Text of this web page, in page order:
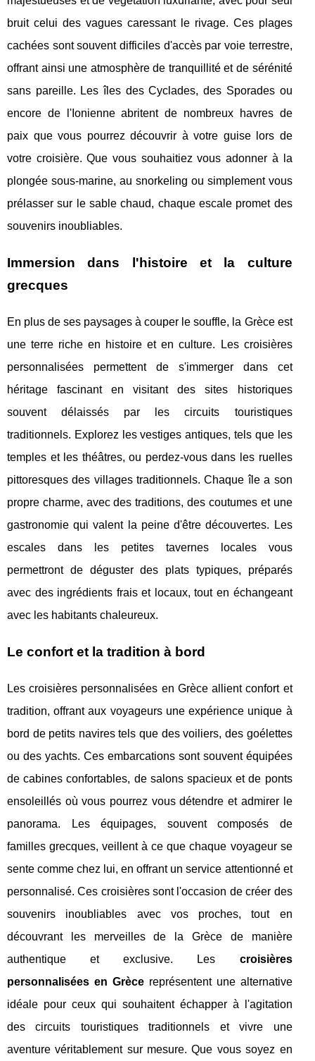
bruit celui des vagues caressant le rivage. Ces plages
cachées sont souvent difficiles d'accès par voie terrestre,
offrant ainsi une atmosphère de tranquillité et de sérénité
sans pareille. Les îles des Cyclades, des Sporades ou
encore de l'Ionienne abritent de nombreux havres de
paix que vous pourrez découvrir à votre guise lors de
votre croisière. Que vous souhaitiez vous adonner à la
plongée sous-marine, au snorkeling ou simplement vous
prélasser sur le sable chaud, chaque escale promet des
souvenirs inoubliables.
Immersion dans l'histoire et la culture
grecques
En plus de ses paysages à couper le souffle, la Grèce est
une terre riche en histoire et en culture. Les croisières
personnalisées permettent de s'immerger dans cet
héritage fascinant en visitant des sites historiques
souvent délaissés par les circuits touristiques
traditionnels. Explorez les vestiges antiques, tels que les
temples et les théâtres, ou perdez-vous dans les ruelles
pittoresques des villages traditionnels. Chaque île a son
propre charme, avec des traditions, des coutumes et une
gastronomie qui valent la peine d'être découvertes. Les
escales dans les petites tavernes locales vous
permettront de déguster des plats typiques, préparés
avec des ingrédients frais et locaux, tout en échangeant
avec les habitants chaleureux.
Le confort et la tradition à bord
Les croisières personnalisées en Grèce allient confort et
tradition, offrant aux voyageurs une expérience unique à
bord de petits navires tels que des voiliers, des goélettes
ou des yachts. Ces embarcations sont souvent équipées
de cabines confortables, de salons spacieux et de ponts
ensoleillés où vous pourrez vous détendre et admirer le
panorama. Les équipages, souvent composés de
familles grecques, veillent à ce que chaque voyageur se
sente comme chez lui, en offrant un service attentionné et
personnalisé. Ces croisières sont l'occasion de créer des
souvenirs inoubliables avec vos proches, tout en
découvrant les merveilles de la Grèce de manière
authentique et exclusive. Les croisières
personnalisées en Grècereprésentent une alternative
idéale pour ceux qui souhaitent échapper à l'agitation
des circuits touristiques traditionnels et vivre une
aventure véritablement sur mesure. Que vous soyez en